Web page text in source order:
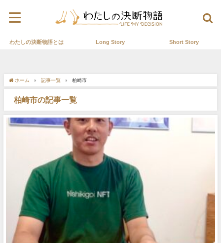
わたしの決断物語とは Long Story Short Story
ホーム 記事一覧 柏崎市
柏崎市の記事一覧